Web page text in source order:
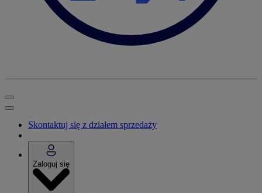
Skontaktuj się z działem sprzedaży
Zaloguj się